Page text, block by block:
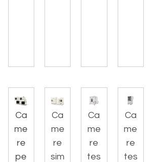
Ca
me
re
pe
Ca
me
re
sim
Ca
me
re
tes
Ca
me
re
tes